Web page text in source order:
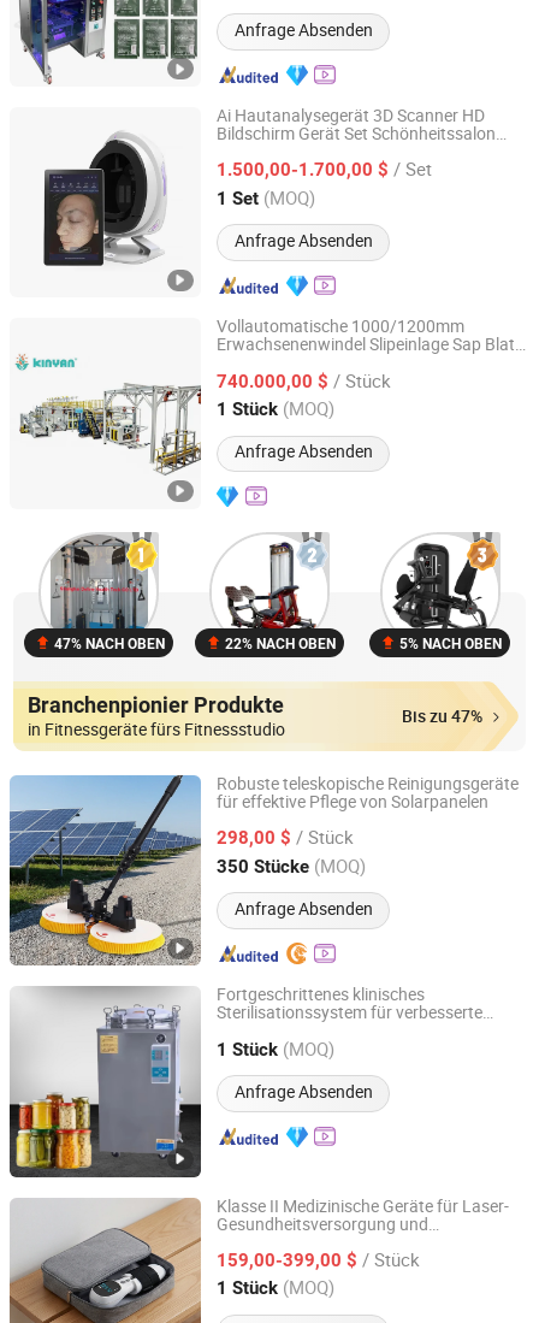
Anfrage Absenden
Ai Hautanalysegerät 3D Scanner HD
Bildschirm Gerät Set Schönheitssalon
Hautanalysator Werkzeug
1.500,00-1.700,00 $ / Set
1 Set (MOQ)
Anfrage Absenden
Beijing Sleeper Beauty Technology Co., Ltd.
Beijing, China Seit 2025
Vollautomatische 1000/1200mm
Erwachsenenwindel Slipeinlage Sap Blatt
Maschine Babypflege
Produktionsausrüstung
740.000,00 $ / Stück
1 Stück (MOQ)
Anfrage Absenden
Foshan Kinyan IntelliTech Co., Ltd.
Guangdong, China Seit 2026
47% NACH OBEN 22% NACH OBEN 5% NACH OBEN
Branchenpionier Produkte
in Fitnessgeräte fürs Fitnessstudio
Bis zu 47%
Robuste teleskopische Reinigungsgeräte
für effektive Pflege von Solarpanelen
298,00 $ / Stück
350 Stücke (MOQ)
Anfrage Absenden
SEE Co., Ltd.
Shaanxi, China Seit 2025
Fortgeschrittenes klinisches
Sterilisationssystem für verbesserte
1 Stück (MOQ)
Anfrage Absenden
Hefei Sada Medical Equipment Co., Ltd.
Anhui, China Seit 2015
Klasse II Medizinische Geräte für Laser-
Gesundheitsversorgung und
159,00-399,00 $ / Stück
1 Stück (MOQ)
Hubei YJT Intelligent Technology Group Co., Ltd.
Hubei, China Seit 2011